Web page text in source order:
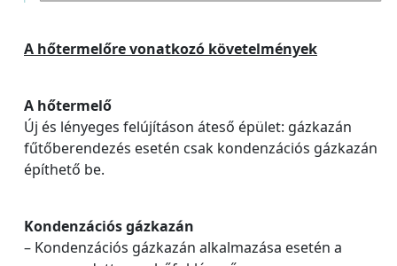
A hőtermelőre vonatkozó követelmények
A hőtermelő
Új és lényeges felújításon áteső épület: gázkazán
fűtőberendezés esetén csak kondenzációs gázkazán
építhető be.
Kondenzációs gázkazán
– Kondenzációs gázkazán alkalmazása esetén a